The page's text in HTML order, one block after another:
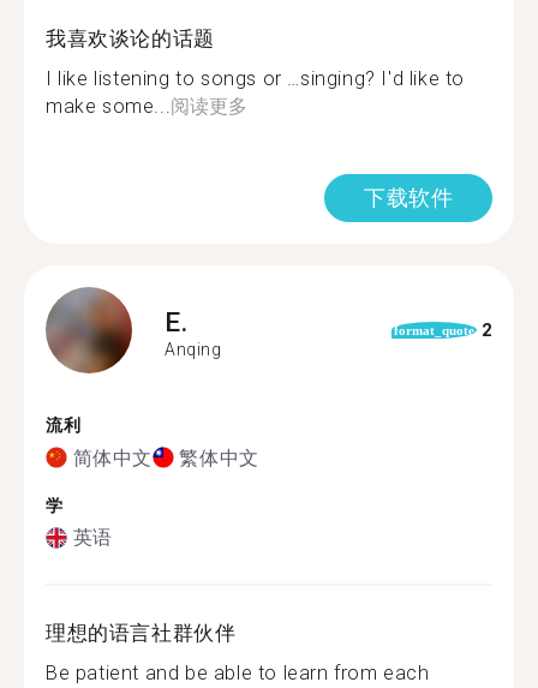
我喜欢谈论的话题
I like listening to songs or …singing? I'd like to
make some...阅读更多
下载软件
E.
Anqing
format_quote 2
流利
简体中文 繁体中文
学
英语
理想的语言社群伙伴
Be patient and be able to learn from each